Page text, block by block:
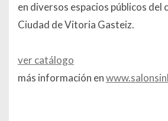
en diversos espacios públicos del
Ciudad de Vitoria Gasteiz.
ver catálogo
más información en